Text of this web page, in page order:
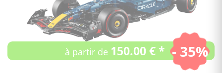
à partir de 150.00 € * - 35%